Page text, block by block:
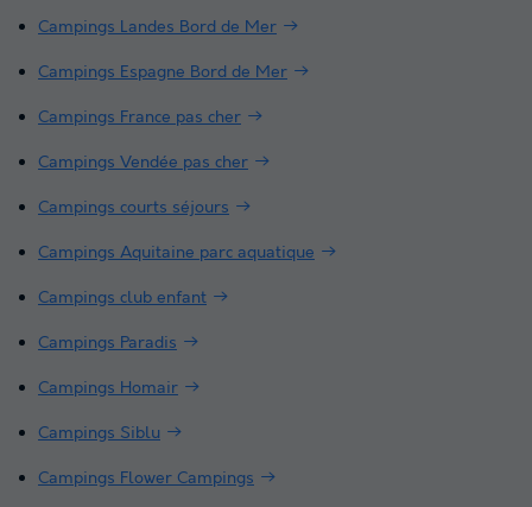
Campings Landes Bord de Mer
Campings Espagne Bord de Mer
Campings France pas cher
Campings Vendée pas cher
Campings courts séjours
Campings Aquitaine parc aquatique
Campings club enfant
Campings Paradis
Campings Homair
Campings Siblu
Campings Flower Campings